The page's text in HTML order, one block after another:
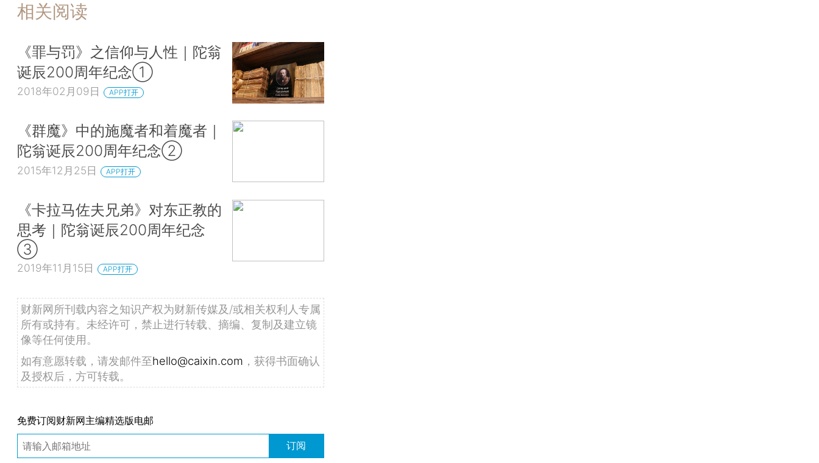
相关阅读
《罪与罚》之信仰与人性｜陀翁
诞辰200周年纪念①
2018年02月09日 APP打开
《群魔》中的施魔者和着魔者｜
陀翁诞辰200周年纪念②
2015年12月25日 APP打开
《卡拉马佐夫兄弟》对东正教的
思考｜陀翁诞辰200周年纪念
③
2019年11月15日 APP打开
财新网所刊载内容之知识产权为财新传媒及/或相关权利人专属
所有或持有。未经许可，禁止进行转载、摘编、复制及建立镜
像等任何使用。
如有意愿转载，请发邮件至hello@caixin.com ，获得书面确认
及授权后，方可转载。
免费订阅财新网主编精选版电邮
订阅